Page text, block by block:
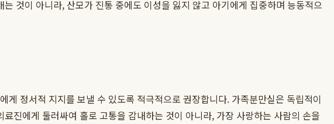
것이 아니라, 산모가 진통 중에도 이성을 잃지 않고 아기에게 집중하며 능동적으
정서적 지지를 보낼 수 있도록 적극적으로 권장합니다. 가족분만실은 독립적이
진에게 둘러싸여 홀로 고통을 감내하는 것이 아니라, 가장 사랑하는 사람의 손을